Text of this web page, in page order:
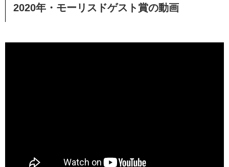
2020年・モーリスドゲスト賞の動画